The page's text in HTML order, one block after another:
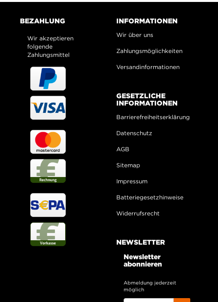
BEZAHLUNG
Wir akzeptieren
folgende
Zahlungsmittel
INFORMATIONEN
Wir über uns
Zahlungsmöglichkeiten
Versandinformationen
GESETZLICHE
INFORMATIONEN
Barrierefreiheitserklärung
Datenschutz
AGB
Sitemap
Impressum
Batteriegesetzhinweise
Widerrufsrecht
NEWSLETTER
Newsletter
abonnieren
Abmeldung jederzeit
möglich